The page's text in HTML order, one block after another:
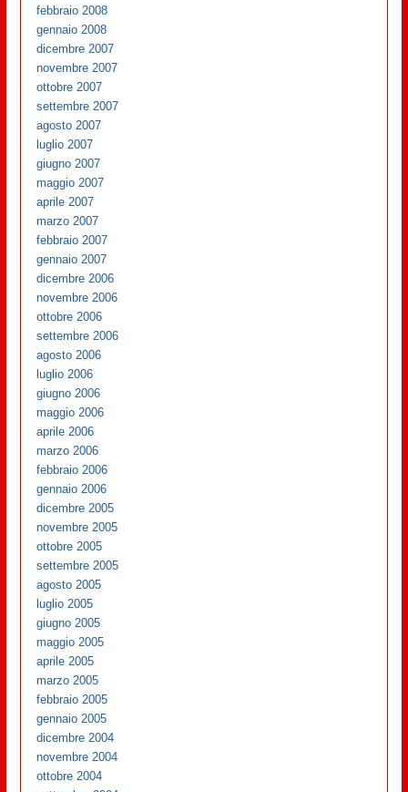
febbraio 2008
gennaio 2008
dicembre 2007
novembre 2007
ottobre 2007
settembre 2007
agosto 2007
luglio 2007
giugno 2007
maggio 2007
aprile 2007
marzo 2007
febbraio 2007
gennaio 2007
dicembre 2006
novembre 2006
ottobre 2006
settembre 2006
agosto 2006
luglio 2006
giugno 2006
maggio 2006
aprile 2006
marzo 2006
febbraio 2006
gennaio 2006
dicembre 2005
novembre 2005
ottobre 2005
settembre 2005
agosto 2005
luglio 2005
giugno 2005
maggio 2005
aprile 2005
marzo 2005
febbraio 2005
gennaio 2005
dicembre 2004
novembre 2004
ottobre 2004